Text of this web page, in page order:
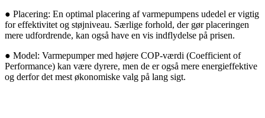
● Placering: En optimal placering af varmepumpens udedel er vigtig
for effektivitet og støjniveau. Særlige forhold, der gør placeringen
mere udfordrende, kan også have en vis indflydelse på prisen.
● Model: Varmepumper med højere COP-værdi (Coefficient of
Performance) kan være dyrere, men de er også mere energieffektive
og derfor det mest økonomiske valg på lang sigt.